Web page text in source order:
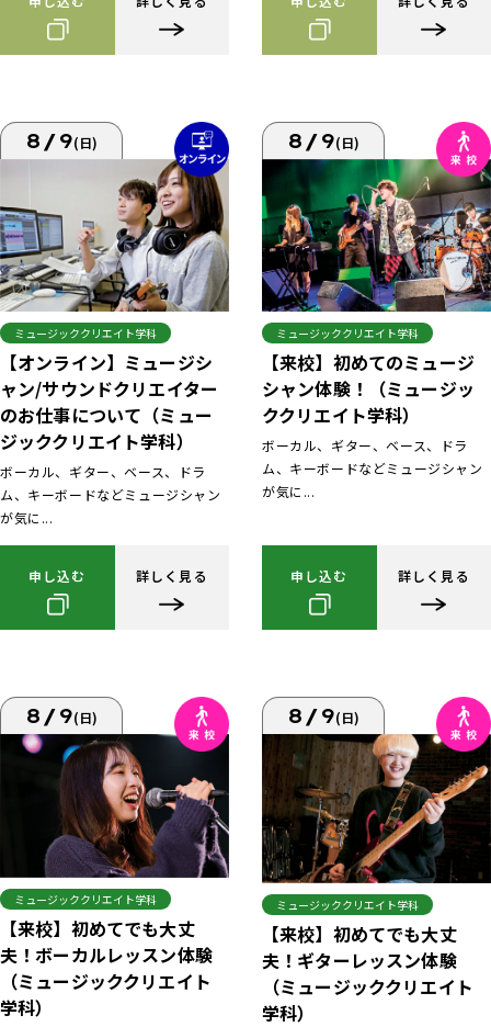
8/9(日)
ミュージッククリエイト学科
【オンライン】ミュージシ
ャン/サウンドクリエイター
のお仕事について（ミュー
ジッククリエイト学科）
ボーカル、ギター、ベース、ドラ
ム、キーボードなどミュージシャン
が気に...
申し込む 詳しく見る
8/9(日)
ミュージッククリエイト学科
【来校】初めてのミュージ
シャン体験！（ミュージッ
ククリエイト学科）
ボーカル、ギター、ベース、ドラ
ム、キーボードなどミュージシャン
が気に...
申し込む 詳しく見る
8/9(日)
ミュージッククリエイト学科
【来校】初めてでも大丈
夫！ボーカルレッスン体験
（ミュージッククリエイト
学科）
8/9(日)
ミュージッククリエイト学科
【来校】初めてでも大丈
夫！ギターレッスン体験
（ミュージッククリエイト
学科）